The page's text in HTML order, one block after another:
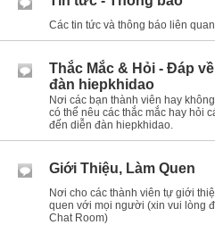
Các tin tức và thông báo liên
Thắc Mắc & Hỏi - Đáp
đàn hiepkhidao
Nơi các bạn thành viên hay
có thể nêu các thắc mắc hay hỏi
đến diễn đàn hiepkhidao.
Giới Thiệu, Làm Quen
Nơi cho các thành viên tự giới
quen với mọi người (xin vui lòng
Chat Room)